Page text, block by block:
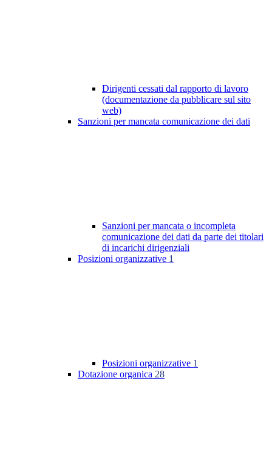
Dirigenti cessati dal rapporto di lavoro
(documentazione da pubblicare sul sito
web)
Sanzioni per mancata comunicazione dei dati
Sanzioni per mancata o incompleta
comunicazione dei dati da parte dei titolari
di incarichi dirigenziali
Posizioni organizzative 1
Posizioni organizzative 1
Dotazione organica 28